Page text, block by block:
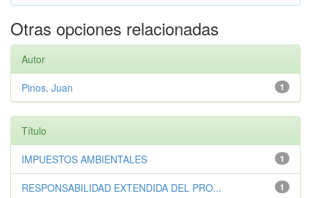
Otras opciones relacionadas
Autor
1
Pinos, Juan
Título
1
IMPUESTOS AMBIENTALES
1
RESPONSABILIDAD EXTENDIDA DEL PRO...